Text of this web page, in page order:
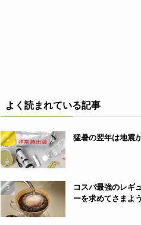
よく読まれている記事
猛暑の翌年は地震
コスパ最強のレギ
ーを求めてさまよう